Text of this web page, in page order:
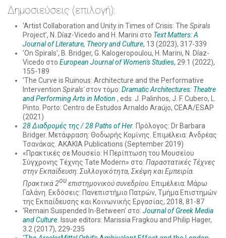
Δημοσιεύσεις (επιλογή):
'Artist Collaboration and Unity in Times of Crisis: The Spirals
Project’, N. Díaz-Vicedo and H. Marini στο Text Matters: A
Journal of Literature, Theory and Culture, 13 (2023), 317-339
'On Spirals', B. Bridger, G. Kalogeropoulou, H. Marini, N. Díaz-
Vicedo στο European Journal of Women's Studies, 29:1 (2022),
155-189
'The Curve is Ruinous: Architecture and the Performative
Intervention Spirals'στον τόμο: Dramatic Architectures: Theatre
and Performing Arts in Motion , eds. J. Palinhos, J. F. Cubero, L.
Pinto. Porto: Centro de Estudos Arnaldo Araújo, CEAA/ESAP
(2021)
28Διαδρομές της/ 28 Paths ofHer. Πρόλογος: Dr Barbara
Bridger. Μετάφραση: Θοδωρής Κομίνης. Επιμέλεια: Ανδρέας
Τσανάκας. AKAKIA Publications (September 2019)
«Πρακτικές σε Μουσείο: Η Περίπτωση του Μουσείου
Σύγχρονης Τέχνης Tate Modern» στο: Παραστατικές Τέχνες
στην Εκπαίδευση: Συλλογικότητα, Σκέψη και Εμπειρία.
Πρακτικά 2ουεπιστημονικού συνεδρίου . Επιμέλεια: Μάρω
Γαλάνη. Εκδόσεις: Πανεπιστήμιο Πατρών, Τμήμα Επιστημών
της Εκπαίδευσης και Κοινωνικής Εργασίας, 2018, 81-87
'Remain Suspended In-Between' στο: Journal of Greek Media
and Culture . Issue editors: Marissia Fragkou and Philip Hager,
3.2 (2017), 229-235